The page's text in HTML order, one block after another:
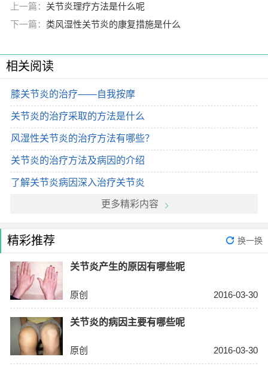
上一篇： 关节炎理疗方法是什么呢
下一篇： 类风湿性关节炎的康复措施是什么
相关阅读
膝关节炎的治疗――自我按摩
关节炎的治疗采取的方法是什么
风湿性关节炎的治疗方法有哪些？
关节炎的治疗方法及病因的介绍
了解关节炎病因深入治疗关节炎
更多精彩内容
精彩推荐 换一换
关节炎产生的原因有哪些呢
原创 2016-03-30
关节炎的病因主要有哪些呢
原创 2016-03-30